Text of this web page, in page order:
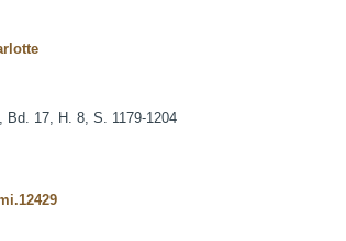
Bd. 17, H. 8, S. 1179-1204